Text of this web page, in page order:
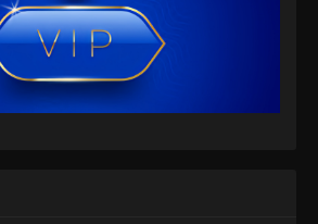
Supreme God Emperor Episode 395
Subtitle Indonesia
Eps 395 - Supreme God Emperor Episode 395
Subtitle Indonesia - Juli 13, 2024